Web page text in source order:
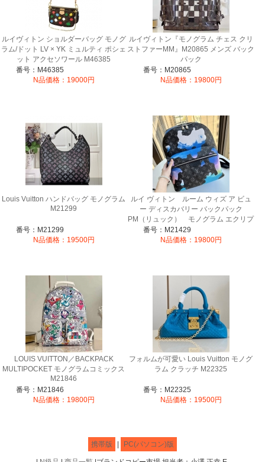
ルイヴィトン ショルダーバッグ モノグ
ラム/ドット LV × YK ミュルティ ポシェ
ット アクセソワール M46385
番号：M46385
N品価格：19000円
ルイヴィトン『モノグラム チェス クリ
ストファーMM』M20865 メンズ バック
パック
番号：M20865
N品価格：19800円
Louis Vuitton ハンドバッグ モノグラム
M21299
番号：M21299
N品価格：19500円
ルイ ヴィトン ルーム ウィズ ア ビュ
ー ディスカバリー バックパック
PM（リュック） モノグラム エクリプ
ス M21429
番号：M21429
N品価格：19800円
LOUIS VUITTON／BACKPACK
MULTIPOCKET モノグラムコミックス
M21846
番号：M21846
N品価格：19800円
フォルムが可愛い Louis Vuitton モノグ
ラム クラッチ M22325
番号：M22325
N品価格：19500円
携帯版 PC(パソコン)版